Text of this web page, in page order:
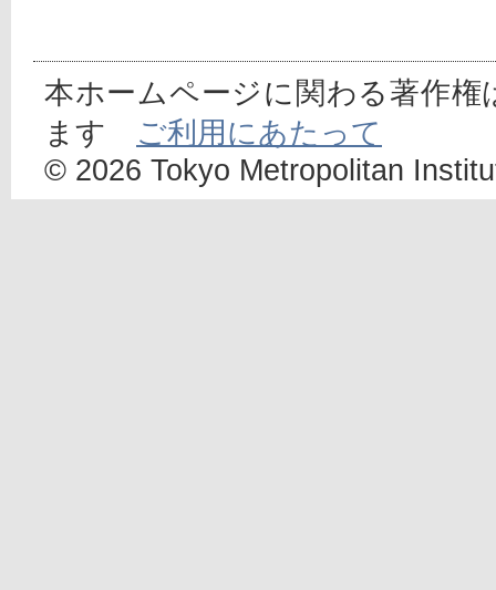
本ホームページに関わる著作
ます ご利用にあたって
© 2026 Tokyo Metropolitan